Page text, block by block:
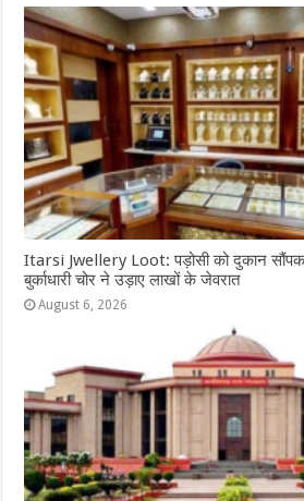
Itarsi Jwellery Loot: पड़ोसी को दुकान सौंपकर
बुर्काधारी चोर ने उड़ाए लाखों के जेवरात
August 6, 2026